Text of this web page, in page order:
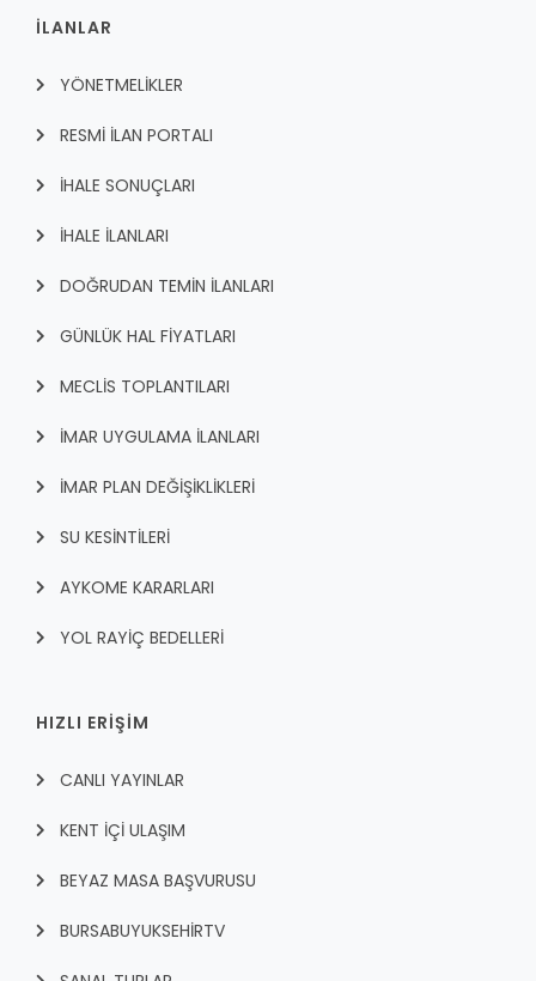
İLANLAR
YÖNETMELİKLER
RESMİ İLAN PORTALI
İHALE SONUÇLARI
İHALE İLANLARI
DOĞRUDAN TEMİN İLANLARI
GÜNLÜK HAL FİYATLARI
MECLİS TOPLANTILARI
İMAR UYGULAMA İLANLARI
İMAR PLAN DEĞİŞİKLİKLERİ
SU KESİNTİLERİ
AYKOME KARARLARI
YOL RAYİÇ BEDELLERİ
HIZLI ERİŞİM
CANLI YAYINLAR
KENT İÇI ULAŞIM
BEYAZ MASA BAŞVURUSU
BURSABUYUKSEHIRTV